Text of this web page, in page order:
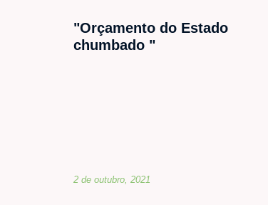
"Orçamento do Estado
chumbado "
2 de outubro, 2021